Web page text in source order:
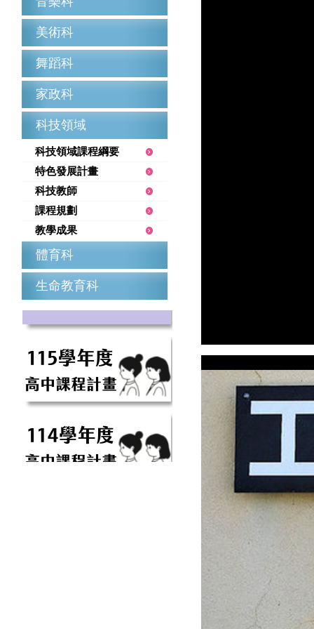
美術科
舞蹈科
家政科
科技領域
科技領域課程綱要
特色發展計畫
科技教師
課程規劃
教學成果
體育科
生命教育科